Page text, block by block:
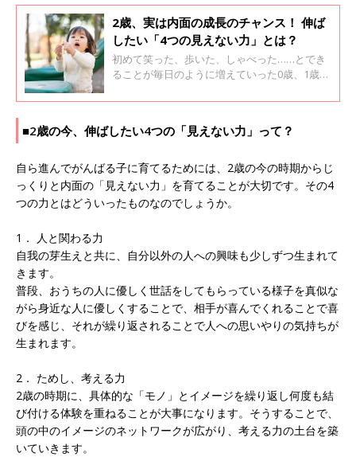
2歳、実は内面の成長のチャンス！ 伸ば
したい「4つの見えない力」とは？
初めて笑った、歩いた、しゃべった……とでき
ることが毎日のように増えていった0歳、1歳の
たと思うかもしれません。でも、実は内面でい
のです。この内面の成長を促すことで、自分か
している中で、何気ないできごとから成長を感
じているママやパパも多いようです。
■2歳の今、伸ばしたい4つの「見えない力」って？
自ら進んでがんばる子に育てるためには、2歳の今の時期からじ
っくりと内面の「見えない力」を育てることが大切です。その4
つの力とはどういったものなのでしょうか。
1． 人と関わる力
自我の芽生えと共に、自分以外の人への興味も少しずつ生まれて
きます。
普段、おうちの人に優しく世話をしてもらっている様子を真似な
がら身近な人に優しくすることで、相手が喜んでくれることで喜
びを感じ、それが繰り返されることで人への思いやりの気持ちが
生まれます。
2． ためし、考える力
2歳の時期に、具体的な「モノ」とイメージを繰り返し何度も結
び付ける体験を重ねることが大事になります。そうすることで、
頭の中のイメージのネットワークが広がり、考える力の土台を築
いていきます。